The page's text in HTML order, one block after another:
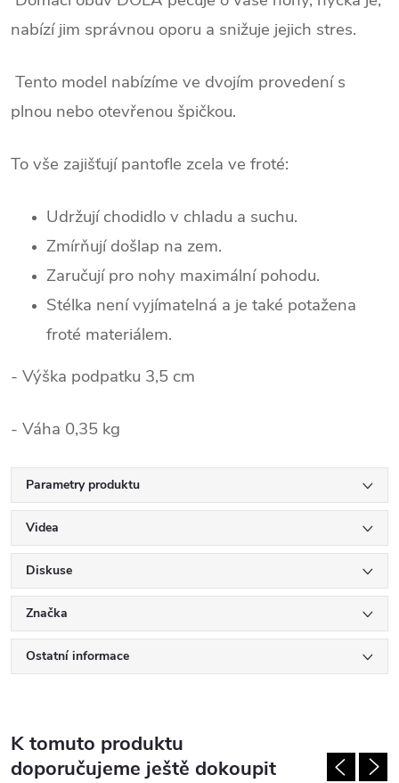
nabízí jim správnou oporu a snižuje jejich stres.
Tento model nabízíme ve dvojím provedení s
plnou nebo otevřenou špičkou.
To vše zajišťují pantofle zcela ve froté:
Udržují chodidlo v chladu a suchu.
Zmírňují došlap na zem.
Zaručují pro nohy maximální pohodu.
Stélka není vyjímatelná a je také potažena
froté materiálem.
- Výška podpatku 3,5 cm
- Váha 0,35 kg
Parametry produktu
Videa
Diskuse
Značka
Ostatní informace
K tomuto produktu
doporučujeme ještě dokoupit